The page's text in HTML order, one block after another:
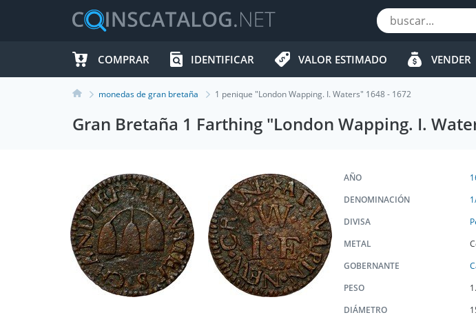
COMPRAR IDENTIFICAR VALOR ESTIMADO VENDER
monedas de gran bretaña 1 penique "London Wapping. I. Waters" 1648 - 1672
Gran Bretaña 1 Farthing "London Wapping. I.
AÑO
DENOMINACIÓN
DIVISA
METAL
GOBERNANTE
PESO
DIÁMETRO